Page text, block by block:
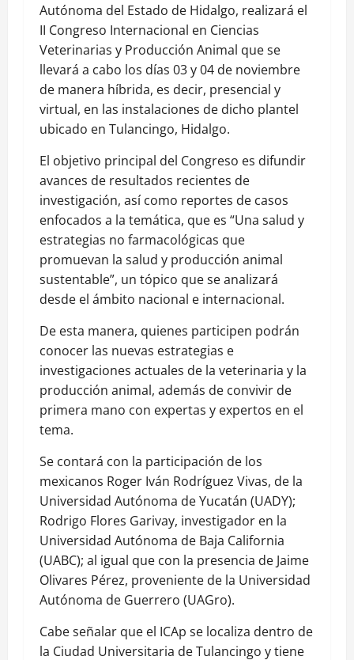
Autónoma del Estado de Hidalgo, realizará el
II Congreso Internacional en Ciencias
Veterinarias y Producción Animal que se
llevará a cabo los días 03 y 04 de noviembre
de manera híbrida, es decir, presencial y
virtual, en las instalaciones de dicho plantel
ubicado en Tulancingo, Hidalgo.
El objetivo principal del Congreso es difundir
avances de resultados recientes de
investigación, así como reportes de casos
enfocados a la temática, que es “Una salud y
estrategias no farmacológicas que
promuevan la salud y producción animal
sustentable”, un tópico que se analizará
desde el ámbito nacional e internacional.
De esta manera, quienes participen podrán
conocer las nuevas estrategias e
investigaciones actuales de la veterinaria y la
producción animal, además de convivir de
primera mano con expertas y expertos en el
tema.
Se contará con la participación de los
mexicanos Roger Iván Rodríguez Vivas, de la
Universidad Autónoma de Yucatán (UADY);
Rodrigo Flores Garivay, investigador en la
Universidad Autónoma de Baja California
(UABC); al igual que con la presencia de Jaime
Olivares Pérez, proveniente de la Universidad
Autónoma de Guerrero (UAGro).
Cabe señalar que el ICAp se localiza dentro de
la Ciudad Universitaria de Tulancingo y tiene